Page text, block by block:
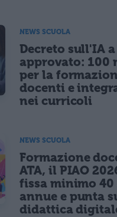
NEWS SCUOLA
Decreto sull'IA
approvato: 100
per la
docenti e
nei curricoli
NEWS SCUOLA
Formazione
ATA, il PIAO
fissa minimo 40
annue e punta
didattica